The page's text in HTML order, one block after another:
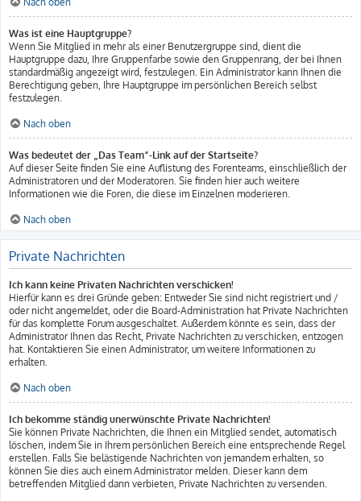
Was ist eine Hauptgruppe?
Wenn Sie Mitglied in mehr als einer Benutzergruppe sind, dient die
Hauptgruppe dazu, Ihre Gruppenfarbe sowie den Gruppenrang, der bei Ihnen
standardmäßig angezeigt wird, festzulegen. Ein Administrator kann Ihnen die
Berechtigung geben, Ihre Hauptgruppe im persönlichen Bereich selbst
festzulegen.
Nach oben
Was bedeutet der „Das Team“-Link auf der Startseite?
Auf dieser Seite finden Sie eine Auflistung des Forenteams, einschließlich der
Administratoren und der Moderatoren. Sie finden hier auch weitere
Informationen wie die Foren, die diese im Einzelnen moderieren.
Nach oben
Private Nachrichten
Ich kann keine Privaten Nachrichten verschicken!
Hierfür kann es drei Gründe geben: Entweder Sie sind nicht registriert und /
oder nicht angemeldet, oder die Board-Administration hat Private Nachrichten
für das komplette Forum ausgeschaltet. Außerdem könnte es sein, dass der
Administrator Ihnen das Recht, Private Nachrichten zu verschicken, entzogen
hat. Kontaktieren Sie einen Administrator, um weitere Informationen zu
erhalten.
Nach oben
Ich bekomme ständig unerwünschte Private Nachrichten!
Sie können Private Nachrichten, die Ihnen ein Mitglied sendet, automatisch
löschen, indem Sie in Ihrem persönlichen Bereich eine entsprechende Regel
erstellen. Falls Sie belästigende Nachrichten von jemandem erhalten, so
können Sie dies auch einem Administrator melden. Dieser kann dem
betreffenden Mitglied dann verbieten, Private Nachrichten zu versenden.